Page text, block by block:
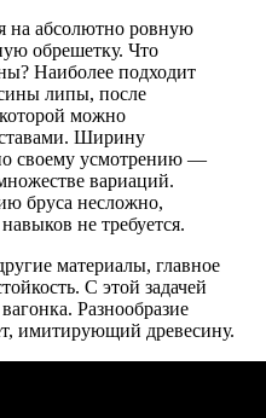
на абсолютно ровную
обрешетку. Что
Наиболее подходит
липы, после
можно
Ширину
своему усмотрению —
вариаций.
бруса несложно,
не требуется.
материалы, главное
С этой задачей
Разнообразие
имитирующий древесину.